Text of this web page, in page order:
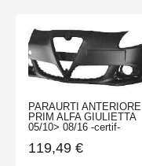
PARAURTI ANTERIORE
PRIM ALFA GIULIETTA
05/10> 08/16 -certif-
119,49 €